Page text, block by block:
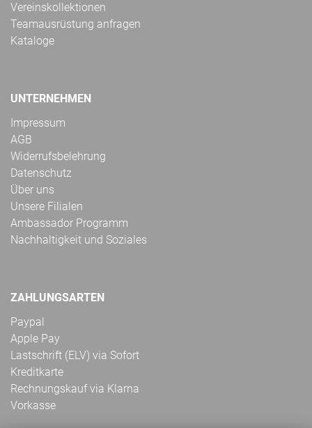
Vereinskollektionen
Teamausrüstung anfragen
Kataloge
UNTERNEHMEN
Impressum
AGB
Widerrufsbelehrung
Datenschutz
Über uns
Unsere Filialen
Ambassador Programm
Nachhaltigkeit und Soziales
ZAHLUNGSARTEN
Paypal
Apple Pay
Lastschrift (ELV) via Sofort
Kreditkarte
Rechnungskauf via Klarna
Vorkasse